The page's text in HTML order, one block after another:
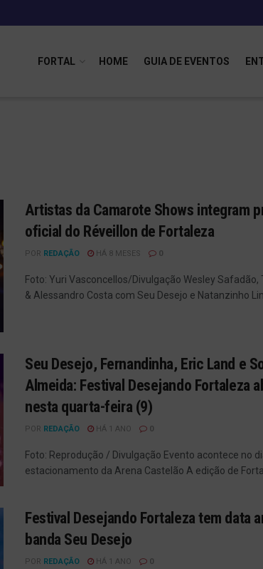
FORTAL HOME GUIA DE EVENTOS
Artistas da Camarote Shows integram
oficial do Réveillon de Fortaleza
POR REDAÇÃO HÁ 8 MESES 0
Foto: Yuri Vasconcellos/Divulgação Wesley Safadão,
& Alessandro Costa com Seu Desejo e Natanzinho
Seu Desejo, Fernandinha, Eric Land e
Almeida: Festival Desejando Fortaleza
nesta quarta-feira (9)
POR REDAÇÃO HÁ 1 ANO 0
Foto: Reprodução / Divulgação Evento acontece no
estacionamento da Arena Castelão A edição de
Festival Desejando Fortaleza tem data
banda Seu Desejo
POR REDAÇÃO HÁ 1 ANO 0